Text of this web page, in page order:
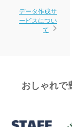
データ作成サ
ービスについ
て
おしゃれで